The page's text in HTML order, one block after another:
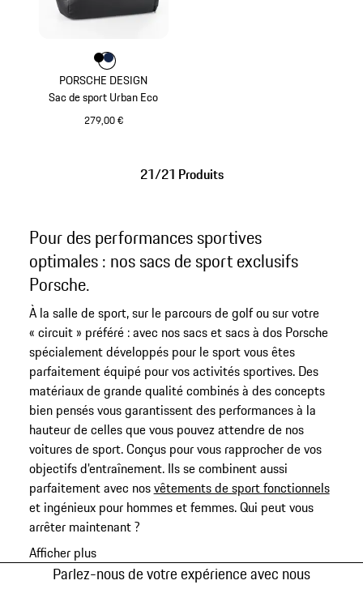
PORSCHE DESIGN
Sac de sport Urban Eco
279,00 €
Couleur
Couleur
Couleur
21/21 Produits
Pour des performances sportives
optimales : nos sacs de sport exclusifs
Porsche.
À la salle de sport, sur le parcours de golf ou sur votre
« circuit » préféré : avec nos sacs et sacs à dos Porsche
spécialement développés pour le sport vous êtes
parfaitement équipé pour vos activités sportives. Des
matériaux de grande qualité combinés à des concepts
bien pensés vous garantissent des performances à la
hauteur de celles que vous pouvez attendre de nos
voitures de sport. Conçus pour vous rapprocher de vos
objectifs d'entraînement. Ils se combinent aussi
parfaitement avec nosvêtements de sport fonctionnels
et ingénieux pour hommes et femmes. Qui peut vous
arrêter maintenant ?
Afficher plus
Parlez-nous de votre expérience avec nous